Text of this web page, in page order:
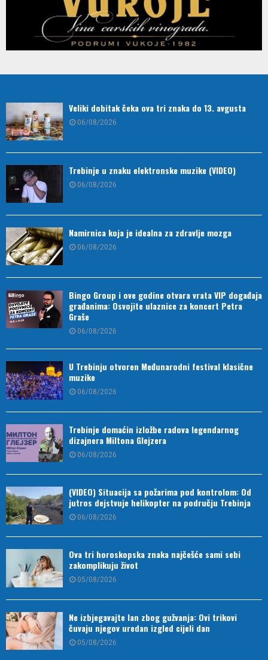
Veliki dobitak čeka ova tri znaka do 13. avgusta
06/08/2026
Trebinje u znaku elektronske muzike (VIDEO)
06/08/2026
Namirnica koja je idealna za zdravlje mozga
06/08/2026
Bingo Group i ove godine otvara vrata VIP događaja
građanima: Osvojite ulaznice za koncert Petra
Graše
06/08/2026
U Trebinju otvoren Međunarodni festival klasične
muzike
06/08/2026
Trebinje domaćin izložbe radova legendarnog
dizajnera Miltona Glejzera
06/08/2026
(VIDEO) Situacija sa požarima pod kontrolom: Od
jutros dejstvuje helikopter na području Trebinja
06/08/2026
Ova tri horoskopska znaka najčešće sami sebi
zakomplikuju život
05/08/2026
Ne izbjegavajte lan zbog gužvanja: Ovi trikovi
čuvaju njegov uredan izgled cijeli dan
05/08/2026